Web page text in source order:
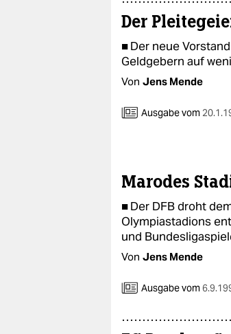
Der
■ Der neue
Geldgebern auf
Von Jens Mende
Ausgabe vom
Marodes
■ Der DFB droht
Olympiastadions
und
Von Jens Mende
Ausgabe vom